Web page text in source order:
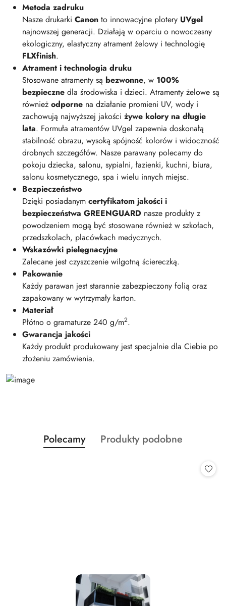
Metoda zadruku
Nasze drukarki Canon to innowacyjne plotery UVgel
najnowszej generacji. Działają w oparciu o nowoczesny
ekologiczny, elastyczny atrament żelowy i technologię
FLXfinish.
Atrament i technologia druku
Stosowane atramenty są bezwonne, w 100%
bezpieczne dla środowiska i dzieci. Atramenty żelowe są
również odporne na działanie promieni UV, wody i
zachowują najwyższej jakości żywe kolory na długie
lata. Formuła atramentów UVgel zapewnia doskonałą
stabilność obrazu, wysoką spójność kolorów i widoczność
drobnych szczegółów. Nasze parawany polecamy do
pokoju dziecka, salonu, sypialni, łazienki, kuchni, biura,
salonu kosmetycznego, spa i wielu innych miejsc.
Bezpieczeństwo
Dzięki posiadanym certyfikatom jakości i
bezpieczeństwa GREENGUARD nasze produkty z
powodzeniem mogą być stosowane również w szkołach,
przedszkolach, placówkach medycznych.
Wskazówki pielęgnacyjne
Zalecane jest czyszczenie wilgotną ściereczką.
Pakowanie
Każdy parawan jest starannie zabezpieczony folią oraz
zapakowany w wytrzymały karton.
Materiał
Płótno o gramaturze 240 g/m2.
Gwarancja jakości
Każdy produkt produkowany jest specjalnie dla Ciebie po
złożeniu zamówienia.
Pomiń karuzelę produktów
Produkty
o
Polecamy
Produkty
Produkty podobne